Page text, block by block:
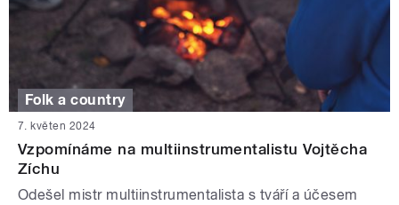
Folk a country
7. květen 2024
Vzpomínáme na multiinstrumentalistu Vojtěcha
Zíchu
Odešel mistr multiinstrumentalista s tváří a účesem